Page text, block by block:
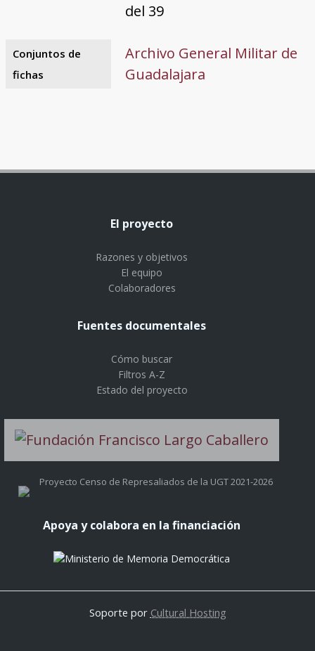
del 39
Conjuntos de
fichas
Archivo General Militar de
Guadalajara
El proyecto
Razones y objetivos
El equipo
Colaboradores
Fuentes documentales
Cómo buscar
Filtros A-Z
Estado del proyecto
Proyecto Censo de Represaliados de la UGT 2021-2026
Apoya y colabora en la financiación
Soporte por Cultural Hosting